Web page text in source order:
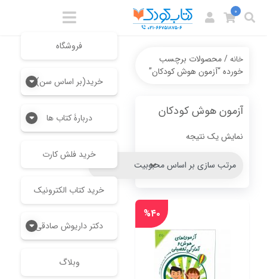
فروشگاه
خرید(بر اساس سن)
دربارۀ کتاب ها
خرید فلش کارت
خرید کتاب الکترونیک
دکتر داریوش صادقی
وبلاگ
0
خانه/ محصولات برچسب
خورده “آزمون هوش کودکان”
آزمون هوش کودکان
نمایش یک نتیجه
%۴۰